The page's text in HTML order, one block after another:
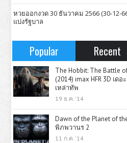
หวยออกงวด 30 ธันวาคม 2566 (30-12-
แบ่งรัฐบาล
Popular Recent
The Hobbit: The Battle
(2014) imax HFR 3D เด
เหล่าทัพ
19 ธ.ค. '14
Dawn of the Planet of
พิภพวานร 2
11 ก.ค. '14